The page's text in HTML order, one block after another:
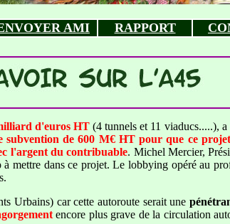
AMI RAPPORT
d'euros HT (4 tunnels et 11 viaducs.....),
subvention de 600 M€ HT pour que ce projet
l'argent du contribuable. Michel Mercier,
mettre dans ce projet. Le lobbying opéré au
Urbains) car cette autoroute serait une
encore plus grave de la circulation